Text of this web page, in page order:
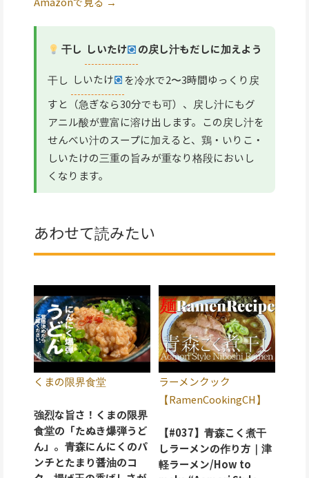
干し しいたけ の戻し汁もだしに加えよう
干し しいたけ
を冷水で2〜3時間ゆっくり戻
すと（急ぎなら30分でも可）、戻し汁にもグ
アニル酸が豊富に溶け出します。この戻し汁を
せんべい汁のスープに加えると、鶏・いりこ・
しいたけの三重の旨みが重なり格段においし
くなります。
あわせて読みたい
くまの限界食堂
強烈な旨さ！くまの限界
食堂の「たぬき爆弾うど
ん」。青森にんにくのパ
ンチとたまり醤油のコ
ラーメンクック
【RamenCookingCH】
【#037】青森こく煮干
しラーメンの作り方｜津
軽ラーメン/How to